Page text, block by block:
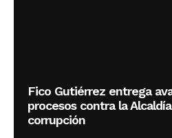
Fico Gutiérrez entrega
procesos contra la
corrupción